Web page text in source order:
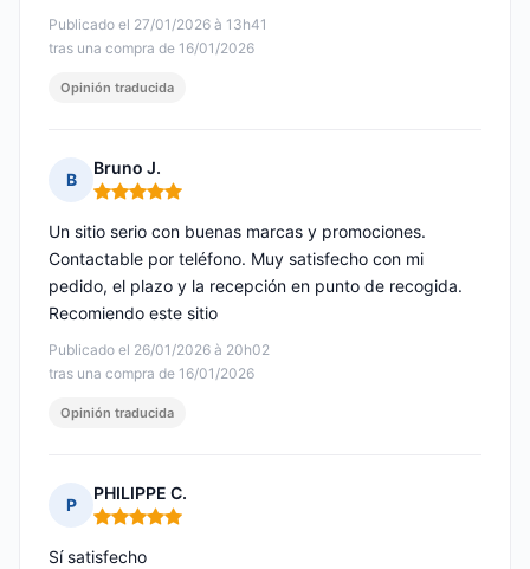
Publicado el 27/01/2026 à 13h41
tras una compra de 16/01/2026
Opinión traducida
B
Bruno J.
Nota: 5 de 5
Publicado el 26/01/2026 à 20h02
tras una compra de 16/01/2026
Un sitio serio con buenas marcas y promociones.
Contactable por teléfono. Muy satisfecho con mi
pedido, el plazo y la recepción en punto de recogida.
Recomiendo este sitio
Opinión traducida
P
PHILIPPE C.
Nota: 5 de 5
Sí satisfecho